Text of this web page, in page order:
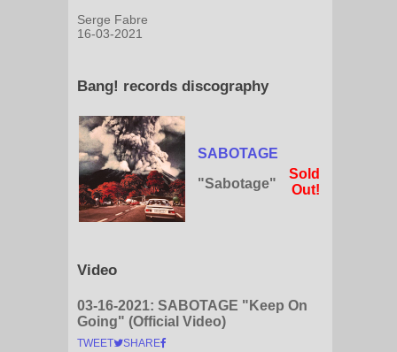
Serge Fabre
16-03-2021
Bang! records discography
SABOTAGE
"Sabotage"
Sold
Out!
Video
03-16-2021: SABOTAGE "Keep On
Going" (Official Video)
TWEET SHARE